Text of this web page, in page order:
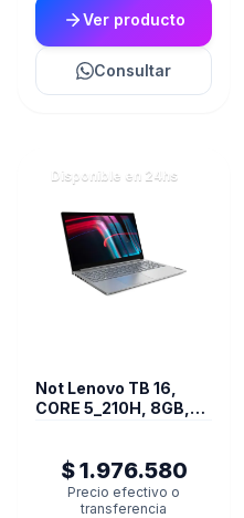
Ver producto
Consultar
Disponible en 24hs
Not Lenovo TB 16,
CORE 5_210H, 8GB,
$ 1.976.580
Precio efectivo o
transferencia